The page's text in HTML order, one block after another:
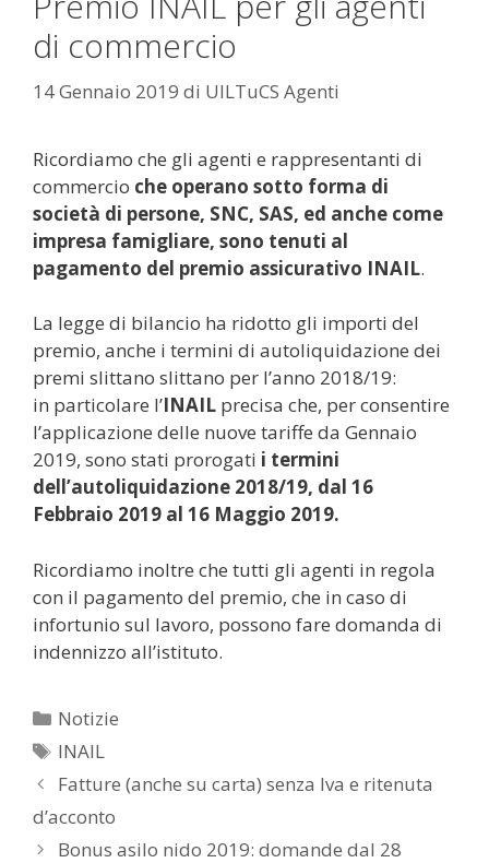
di commercio
14 Gennaio 2019 di UILTuCS Agenti
Ricordiamo che gli agenti e rappresentanti di
commercio che operano sotto forma di
società di persone, SNC, SAS, ed anche come
impresa famigliare, sono tenuti al
pagamento del premio assicurativo INAIL.
La legge di bilancio ha ridotto gli importi del
premio, anche i termini di autoliquidazione dei
premi slittano slittano per l’anno 2018/19:
in particolare l’INAIL precisa che, per consentire
l’applicazione delle nuove tariffe da Gennaio
2019, sono stati prorogati i termini
dell’autoliquidazione 2018/19, dal 16
Febbraio 2019 al 16 Maggio 2019.
Ricordiamo inoltre che tutti gli agenti in regola
con il pagamento del premio, che in caso di
infortunio sul lavoro, possono fare domanda di
indennizzo all’istituto.
Categorie
Notizie
Tag
INAIL
Fatture (anche su carta) senza Iva e ritenuta
d’acconto
Bonus asilo nido 2019: domande dal 28